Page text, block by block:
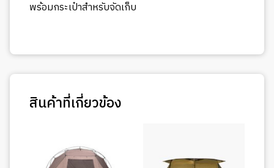
พร้อมกระเป๋าสำหรับจัดเก็บ
สินค้าที่เกี่ยวข้อง